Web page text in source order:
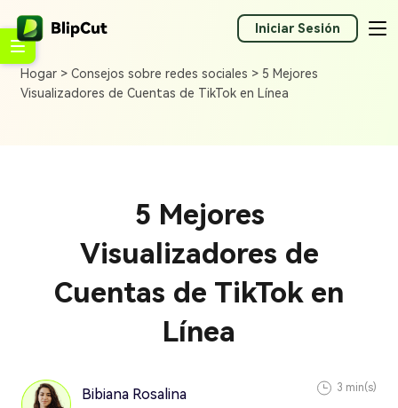
Iniciar Sesión
Hogar > Consejos sobre redes sociales > 5 Mejores
Visualizadores de Cuentas de TikTok en Línea
5 Mejores
Visualizadores de
Cuentas de TikTok en
Línea
Bibiana Rosalina 3 min(s)